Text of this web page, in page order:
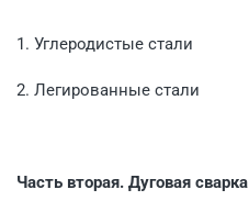
1. Углеродистые стали
2. Легированные стали
Часть вторая. Дуговая сварка